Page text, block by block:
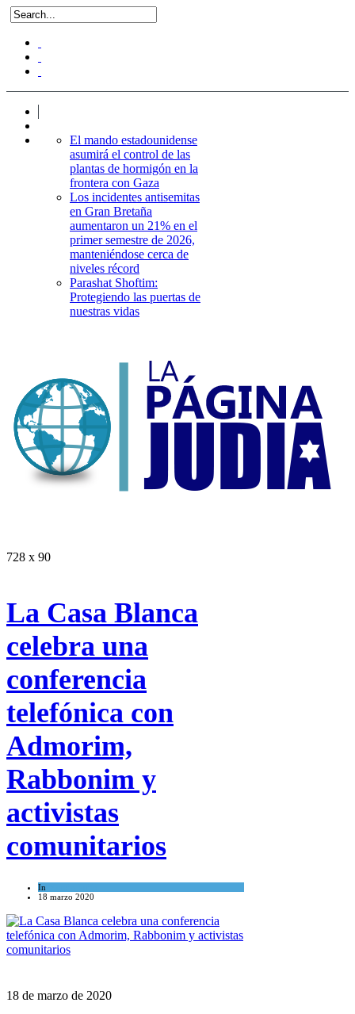
El mando estadounidense
asumirá el control de las
plantas de hormigón en la
frontera con Gaza
Los incidentes antisemitas
en Gran Bretaña
aumentaron un 21% en el
primer semestre de 2026,
manteniéndose cerca de
niveles récord
Parashat Shoftim:
Protegiendo las puertas de
nuestras vidas
728 x 90
La Casa Blanca
celebra una
conferencia
telefónica con
Admorim,
Rabbonim y
activistas
comunitarios
In
18 marzo 2020
18 de marzo de 2020